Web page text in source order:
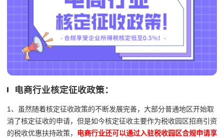
电商行业核定征收政策：
1、虽然随着核定征收政策的不断发展完善，大部分普通地区开始取
消了核定征收的申请，但是如今核定征收主要作为税收园区招商引资
的税收优惠扶持政策， 电商行业还可以通过入驻税收园区合规申请享